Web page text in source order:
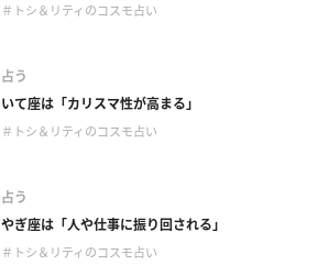
＃トシ＆リティのコスモ占い
占う
いて座は「カリスマ性が高まる」
＃トシ＆リティのコスモ占い
占う
やぎ座は「人や仕事に振り回される」
＃トシ＆リティのコスモ占い